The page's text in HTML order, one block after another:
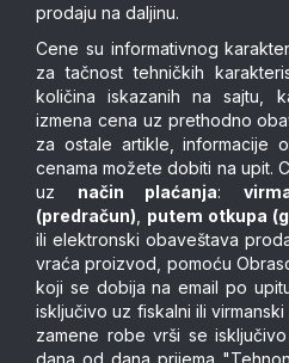
prodaju na daljinu.
Cene su informativnog
za tačnost tehničkih
količina iskazanih na sajtu,
izmena cena uz prethodno
za ostale artikle, informacije
cenama možete dobiti na upit.
uz način plaćanja:
(predračun)
putem otkupa
ili elektronski obaveštava
vraća proizvod, pomoću
koji se dobija na email po
isključivo uz fiskalni ili
zamene robe vrši se
dana od dana prijema